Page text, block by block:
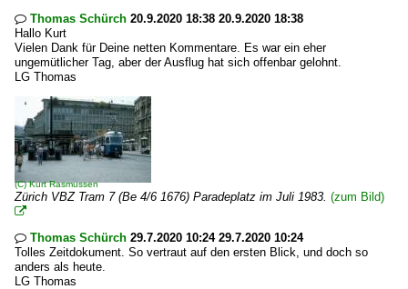
 Thomas Schürch 20.9.2020 18:38 20.9.2020 18:38
Hallo Kurt
Vielen Dank für Deine netten Kommentare. Es war ein eher
ungemütlicher Tag, aber der Ausflug hat sich offenbar gelohnt.
LG Thomas
(C)Kurt Rasmussen
Zürich VBZ Tram 7 (Be 4/6 1676) Paradeplatz im Juli 1983. (zum Bild)

 Thomas Schürch 29.7.2020 10:24 29.7.2020 10:24
Tolles Zeitdokument. So vertraut auf den ersten Blick, und doch so
anders als heute.
LG Thomas